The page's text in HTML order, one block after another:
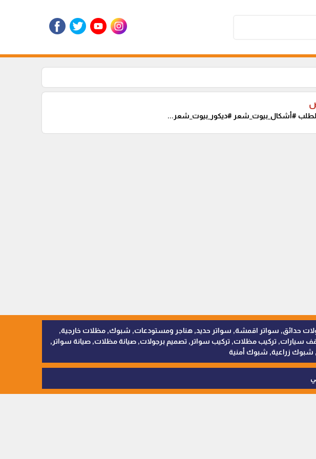
#أشكال_بيوت_شعر #ديكور_بيوت_شعر...
مظلات جلسات, برجولات حدائق, سواتر اقمشة, سواتر حديد, هناجر ومستودعات, شبوك, مظلات خارجية,
تركيب مظلات, تركيب سواتر, تصميم برجولات, صيانة مظلات, صيانة سواتر,
شبوك زراعية, شبوك أمنية